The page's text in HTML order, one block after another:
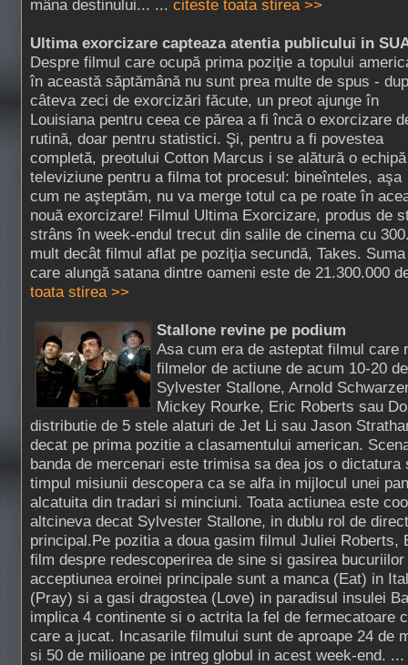
mâna destinului... ... citeste toata stirea >>
Ultima exorcizare capteaza atentia publicului in
Despre filmul care ocupă prima poziţie a topului
în această săptămână nu sunt prea multe de spus -
câteva zeci de exorcizări făcute, un preot ajunge în
Louisiana pentru ceea ce părea a fi încă o exorcizare
rutină, doar pentru statistici. Şi, pentru a fi povestea
completă, preotului Cotton Marcus i se alătură o
televiziune pentru a filma tot procesul: bineînteles, aşa
cum ne aşteptăm, nu va merge totul ca pe roate în
nouă exorcizare! Filmul Ultima Exorcizare, produs de
strâns în week-endul trecut din salile de cinema cu
mult decât filmul aflat pe poziţia secundă, Takes.
care alungă satana dintre oameni este de 21.300.000
toata stirea >>
Stallone revine pe podium
Asa cum era de asteptat filmul care
filmelor de actiune de acum 10-20
Sylvester Stallone, Arnold
Mickey Rourke, Eric Roberts sau
distributie de 5 stele alaturi de Jet Li sau Jason
decat pe prima pozitie a clasamentului american.
banda de mercenari este trimisa sa dea jos o dictatura
timpul misiunii descopera ca se alfa in mijlocul unei
alcatuita din tradari si minciuni. Toata actiunea este
altcineva decat Sylvester Stallone, in dublu rol de
principal.Pe pozitia a doua gasim filmul Juliei Roberts,
film despre redescoperirea de sine si gasirea
acceptiunea eroinei principale sunt a manca (Eat) in
(Pray) si a gasi dragostea (Love) in paradisul insulei
implica 4 continente si o actrita la fel de fermecatoare
care a jucat. Incasarile filmului sunt de aproape 24 de
si 50 de milioane pe intreg globul in acest week-end. ...